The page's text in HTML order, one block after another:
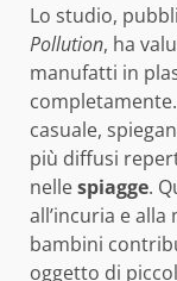
Lo studio,
Pollution, ha
manufatti in
casuale,
più diffusi
nellespiagge.
all’incuria e
bambini
oggetto di